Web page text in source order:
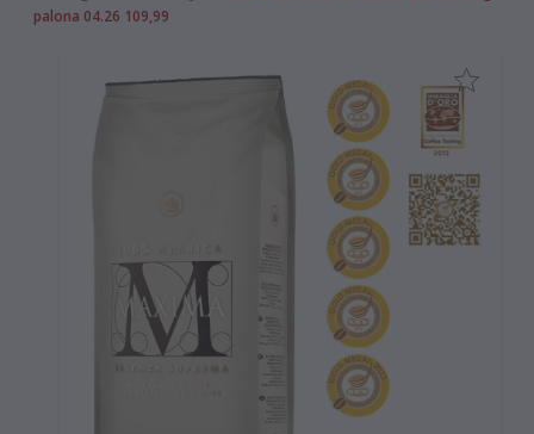
palona 04.26 109,99